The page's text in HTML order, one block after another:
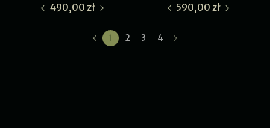
490,00 zł
590,00 zł
1 2 3 4